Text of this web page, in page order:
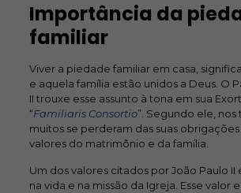
Importância da
familiar
Viver a piedade familiar em casa,
e aquela família estão unidos a Deus. O
II trouxe esse assunto à tona em sua
“Familiaris Consortio”. Segundo ele, nos
muitos se perderam das suas
valores do matrimônio e da família.
Um dos valores citados por João Paulo
na vida e na missão da Igreja. Esse valor